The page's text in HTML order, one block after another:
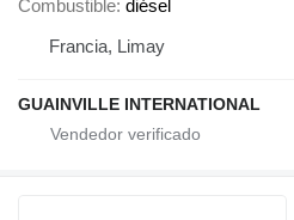
Combustible diésel
Francia, Limay
GUAINVILLE INTERNATIONAL